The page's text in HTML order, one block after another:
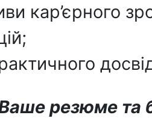
кар’єрного
резюме та